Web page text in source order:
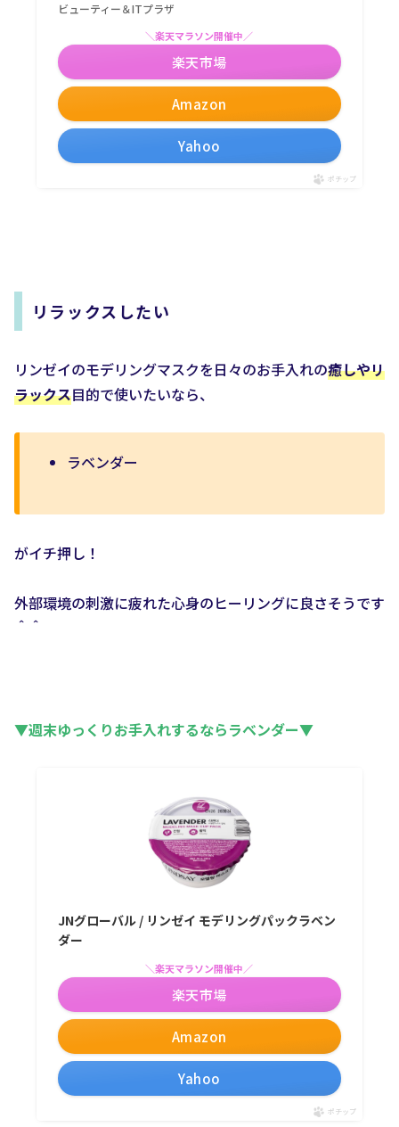
ビューティー＆ITプラザ
Amazon
＼楽天マラソン開催中／
楽天市場
Yahoo
ポチップ
リラックスしたい
リンゼイのモデリングマスクを日々のお手入れの癒しやリ
ラックス目的で使いたいなら、
ラベンダー
がイチ押し！
外部環境の刺激に疲れた心身のヒーリングに良さそうです
＾＾
▼週末ゆっくりお手入れするならラベンダー▼
JNグローバル / リンゼイ モデリングパックラベン
ダー
Amazon
＼楽天マラソン開催中／
楽天市場
Yahoo
ポチップ